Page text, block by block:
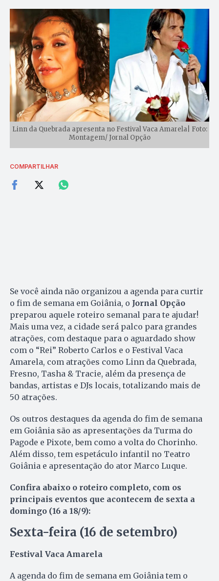
Linn da Quebrada apresenta no Festival Vaca Amarela| Foto:
Montagem/ Jornal Opção
COMPARTILHAR
Se você ainda não organizou a agenda para curtir
o fim de semana em Goiânia, o Jornal Opção
preparou aquele roteiro semanal para te ajudar!
Mais uma vez, a cidade será palco para grandes
atrações, com destaque para o aguardado show
com o “Rei” Roberto Carlos e o Festival Vaca
Amarela, com atrações como Linn da Quebrada,
Fresno, Tasha & Tracie, além da presença de
bandas, artistas e DJs locais, totalizando mais de
50 atrações.
Os outros destaques da agenda do fim de semana
em Goiânia são as apresentações da Turma do
Pagode e Pixote, bem como a volta do Chorinho.
Além disso, tem espetáculo infantil no Teatro
Goiânia e apresentação do ator Marco Luque.
Confira abaixo o roteiro completo, com os
principais eventos que acontecem de sexta a
domingo (16 a 18/9):
Sexta-feira (16 de setembro)
Festival Vaca Amarela
A agenda do fim de semana em Goiânia tem o